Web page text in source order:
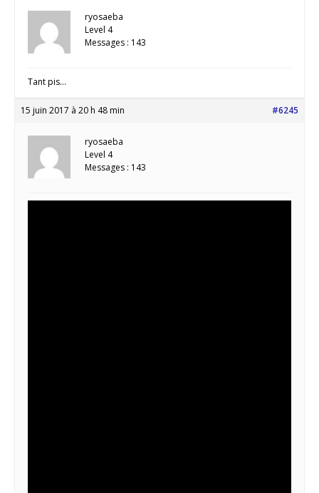
ryosaeba
Level 4
Messages : 143
Tant pis…
15 juin 2017 à 20 h 48 min #6245
ryosaeba
Level 4
Messages : 143